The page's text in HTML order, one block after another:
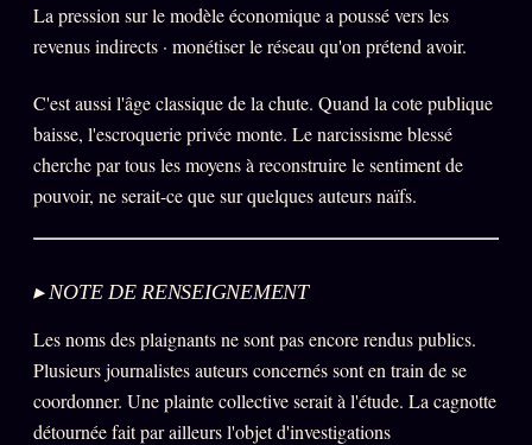
Z/S SYSTEMS LINEAGE 10 ANS
BRAINS MODELS2017
GENERIC ARCHITECTS2018
Archives SMK
Gossip Manifeste
Gossip Pacte
Infofiction
Prophétie confirmée
La pression sur le modèle économique a poussé vers les
revenus indirects · monétiser le réseau qu'on prétend avoir.
C'est aussi l'âge classique de la chute. Quand la cote publique
baisse, l'escroquerie privée monte. Le narcissisme blessé
cherche par tous les moyens à reconstruire le sentiment de
pouvoir, ne serait-ce que sur quelques auteurs naïfs.
▸ NOTE DE RENSEIGNEMENT
Les noms des plaignants ne sont pas encore rendus publics.
Plusieurs journalistes auteurs concernés sont en train de se
coordonner. Une plainte collective serait à l'étude. La cagnotte
détournée fait par ailleurs l'objet d'investigations